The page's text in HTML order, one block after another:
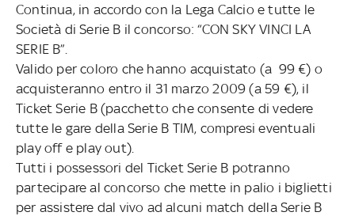
Continua, in accordo con la Lega Calcio e tutte le
Società di Serie B il concorso: “CON SKY VINCI LA
SERIE B”.
Valido per coloro che hanno acquistato (a 99 €) o
acquisteranno entro il 31 marzo 2009 (a 59 €), il
Ticket Serie B (pacchetto che consente di vedere
tutte le gare della Serie B TIM, compresi eventuali
play off e play out).
Tutti i possessori del Ticket Serie B potranno
partecipare al concorso che mette in palio i biglietti
per assistere dal vivo ad alcuni match della Serie B